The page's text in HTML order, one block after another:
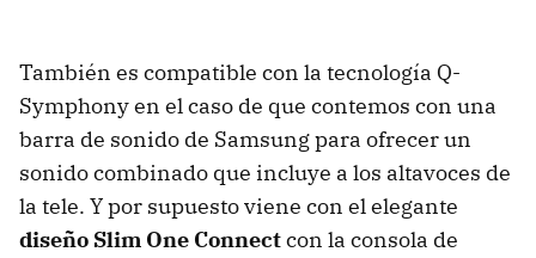
También es compatible con la tecnología Q-
Symphony en el caso de que contemos con una
barra de sonido de Samsung para ofrecer un
sonido combinado que incluye a los altavoces de
la tele. Y por supuesto viene con el elegante
diseño Slim One Connectcon la consola de